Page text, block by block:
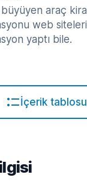
büyüyen araç
web
yaptı bile.
İçerik tablosu